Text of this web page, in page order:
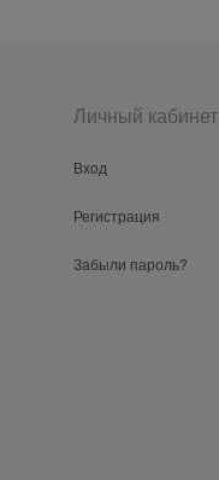
Личный кабинет
Вход
Регистрация
Забыли пароль?